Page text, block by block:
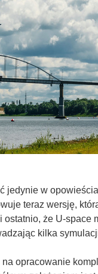
jedynie w
teraz wersję,
że U-space
kilka
opracowanie